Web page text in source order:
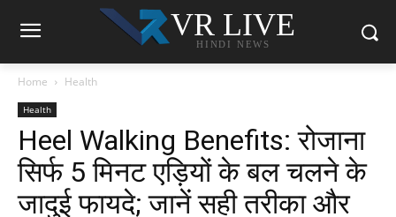
VR LIVE
HINDI NEWS
Home Health
Health
Heel Walking Benefits: रोजाना
सिर्फ 5 मिनट एड़ियों के बल चलने के
जादुई फायदे; जानें सही तरीका और